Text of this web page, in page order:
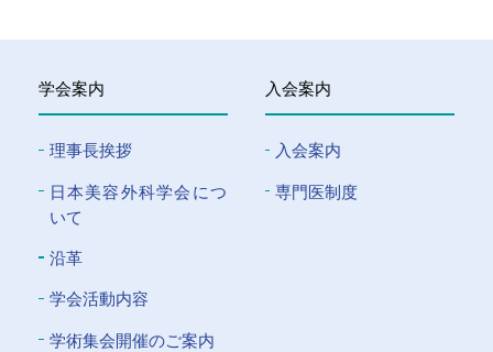
学会案内
理事長挨拶
⽇本美容外科学会につ
いて
沿革
学会活動内容
学術集会開催のご案内
入会案内
入会案内
専門医制度